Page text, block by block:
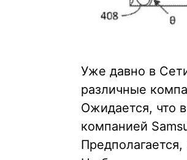
Уже давно в
различные
Ожидается, что
компанией